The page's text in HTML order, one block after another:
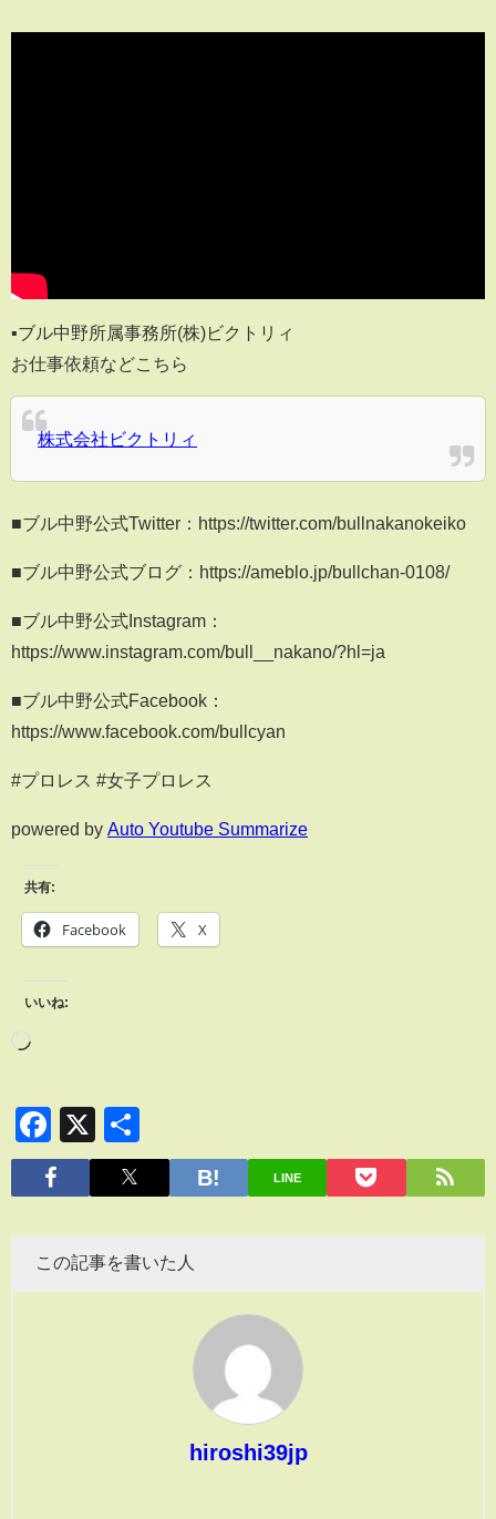
▪️ブル中野所属事務所(株)ビクトリィ
お仕事依頼などこちら
株式会社ビクトリィ
■ブル中野公式Twitter：https://twitter.com/bullnakanokeiko
■ブル中野公式ブログ：https://ameblo.jp/bullchan-0108/
■ブル中野公式Instagram：
https://www.instagram.com/bull__nakano/?hl=ja
■ブル中野公式Facebook：
https://www.facebook.com/bullcyan
#プロレス #女子プロレス
powered by Auto Youtube Summarize
共有:
Facebook X
いいね:
Facebook
X
有
LINE
この記事を書いた人
hiroshi39jp